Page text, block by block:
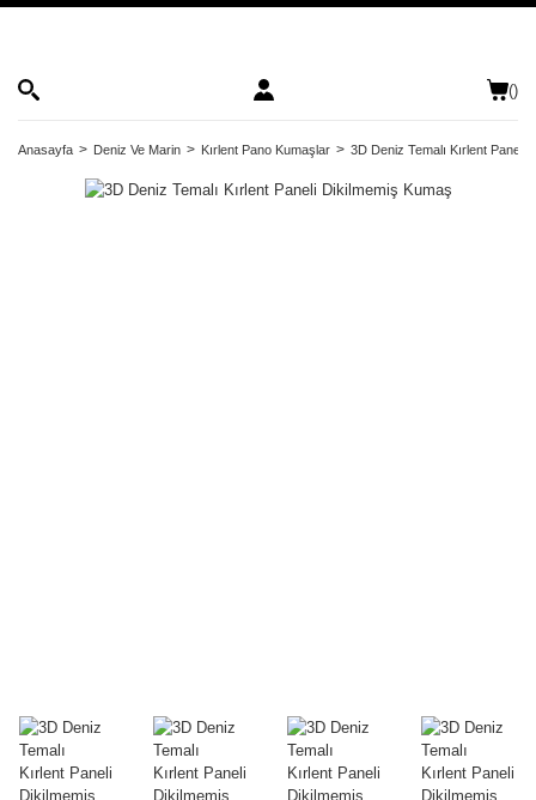
()
Anasayfa Deniz Ve Marin Kırlent Pano Kumaşlar 3D Deniz Temalı Kırlent Paneli